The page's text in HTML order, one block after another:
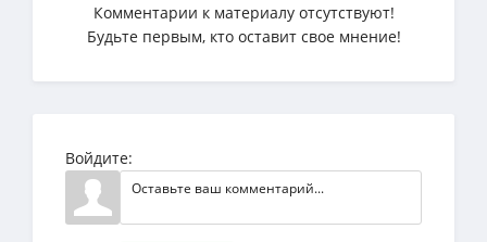
Комментарии к материалу отсутствуют!
Будьте первым, кто оставит свое мнение!
Войдите: